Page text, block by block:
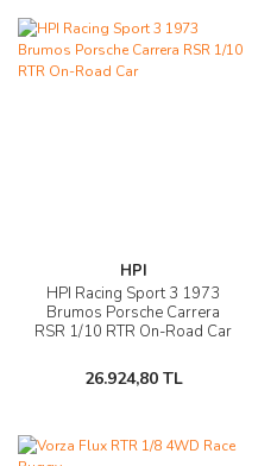
HPI
HPI Racing Sport 3 1973
Brumos Porsche Carrera
RSR 1/10 RTR On-Road Car
26.924,80 TL